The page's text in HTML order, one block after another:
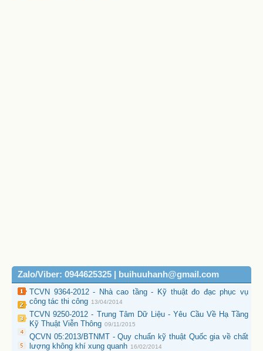
Zalo/Viber: 0944625325 | buihuuhanh@gmail.com
TCVN 9364-2012 - Nhà cao tầng - Kỹ thuật đo đạc phục vụ
công tác thi công 13/04/2014
TCVN 9250-2012 - Trung Tâm Dữ Liệu - Yêu Cầu Về Hạ Tầng
Kỹ Thuật Viễn Thông 09/11/2015
QCVN 05:2013/BTNMT - Quy chuẩn kỹ thuật Quốc gia về chất
lượng không khí xung quanh 16/02/2014